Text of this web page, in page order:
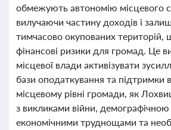
обмежують автономію місцевого
вилучаючи частину доходів і
тимчасово окупованих територій,
фінансові ризики для громад. Це
місцевої влади активізувати
бази оподаткування та підтримки
місцевому рівні громади, як
з викликами війни,
економічними труднощами та